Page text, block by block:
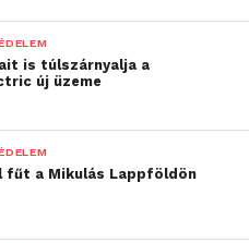
is túlszárnyalja a
új üzeme
fűt a Mikulás Lappföldön